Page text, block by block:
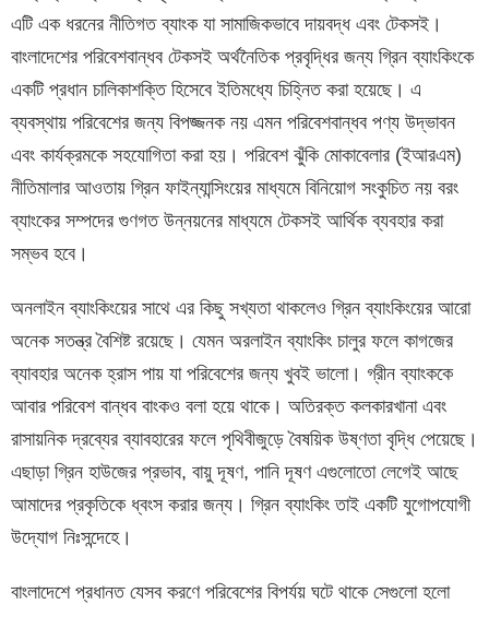
এটি এক ধরনের নীতিগত ব্যাংক যা সামাজিকভাবে দায়বদ্ধ এবং টেকসই।
বাংলাদেশের পরিবেশবান্ধব টেকসই অর্থনৈতিক প্রবৃদ্ধির জন্য গ্রিন ব্যাংকিংকে
একটি প্রধান চালিকাশক্তি হিসেবে ইতিমধ্যে চিহ্নিত করা হয়েছে। এ
ব্যবস্থায় পরিবেশের জন্য বিপজ্জনক নয় এমন পরিবেশবান্ধব পণ্য উদ্ভাবন
এবং কার্যক্রমকে সহযোগিতা করা হয়। পরিবেশ ঝুঁকি মোকাবেলার (ইআরএম)
নীতিমালার আওতায় গ্রিন ফাইন্যান্সিংয়ের মাধ্যমে বিনিয়োগ সংকুচিত নয় বরং
ব্যাংকের সম্পদের গুণগত উন্নয়নের মাধ্যমে টেকসই আর্থিক ব্যবহার করা
সম্ভব হবে।
অনলাইন ব্যাংকিংয়ের সাথে এর কিছু সখ্যতা থাকলেও গ্রিন ব্যাংকিংয়ের আরো
অনেক সতন্ত্র বৈশিষ্ট রয়েছে। যেমন অরলাইন ব্যাংকিং চালুর ফলে কাগজের
ব্যাবহার অনেক হ্রাস পায় যা পরিবেশের জন্য খুবই ভালো। গ্রীন ব্যাংককে
আবার পরিবেশ বান্ধব বাংকও বলা হয়ে থাকে। অতিরক্ত কলকারখানা এবং
রাসায়নিক দ্রব্যের ব্যাবহারের ফলে পৃথিবীজুড়ে বৈষয়িক উষ্ণতা বৃদ্ধি পেয়েছে।
এছাড়া গ্রিন হাউজের প্রভাব, বায়ু দূষণ, পানি দূষণ এগুলোতো লেগেই আছে
আমাদের প্রকৃতিকে ধ্বংস করার জন্য। গ্রিন ব্যাংকিং তাই একটি যুগোপযোগী
উদ্যোগ নিঃসন্দেহে।
বাংলাদেশে প্রধানত যেসব করণে পরিবেশের বিপর্যয় ঘটে থাকে সেগুলো হলো